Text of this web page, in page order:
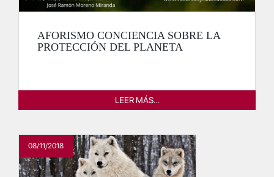
AFORISMO CONCIENCIA SOBRE LA
PROTECCIÓN DEL PLANETA
LEER MÁS…
08/11/2018